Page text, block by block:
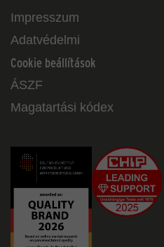
Impresszum
Adatvédelmi
Cookie beállítások
ÁSZF
Magatartási kódex